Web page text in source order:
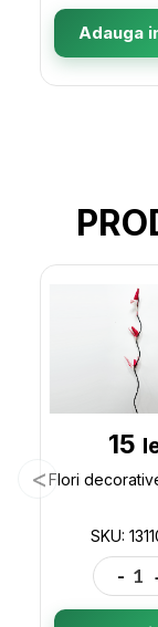
Adauga
15
SKU:
-